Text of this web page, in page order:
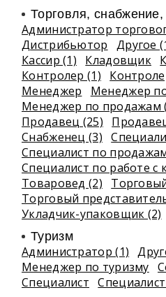
Торговля,
Администратор
Дистрибьютор
Другое
Кассир (1)
Кладовщик
Контролер (1)
Менеджер
Менеджер
Менеджер по продажам
Продавец (25)
Снабженец (3)
Специалист по
Специалист по работе с
Товаровед (2)
Торговый
Укладчик-упаковщик (2)
Туризм
Администратор (1)
Менеджер по туризму
Специалист